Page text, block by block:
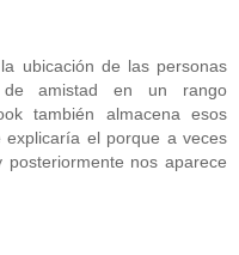
ubicación de las personas
de amistad en un rango
también almacena esos
el porque a veces
nos aparece